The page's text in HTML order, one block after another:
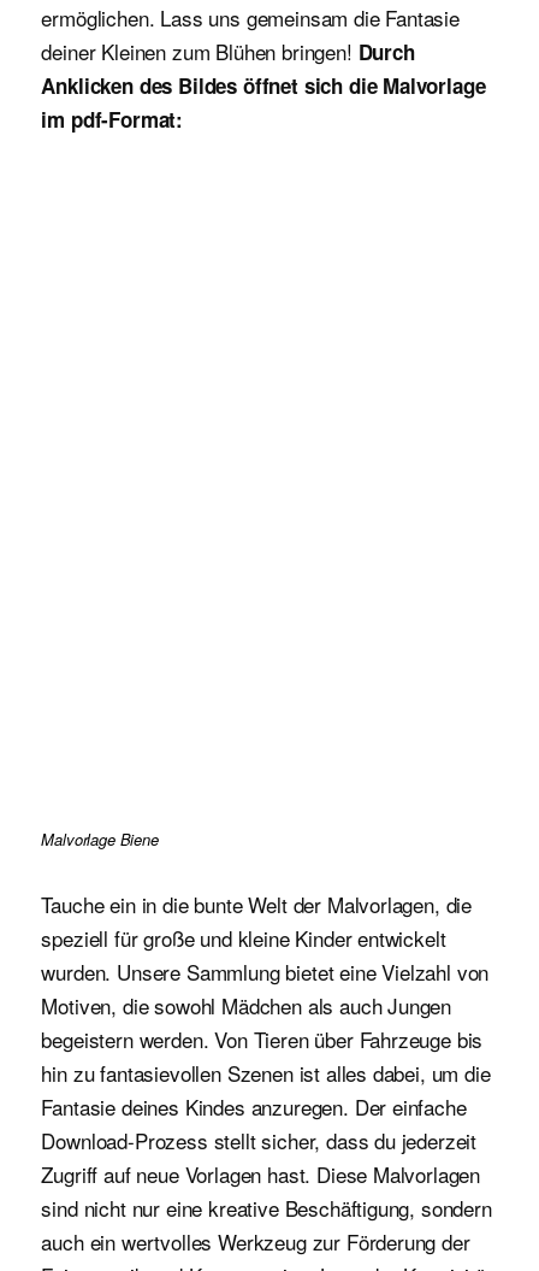
ermöglichen. Lass uns gemeinsam die Fantasie
deiner Kleinen zum Blühen bringen! Durch
Anklicken des Bildes öffnet sich die Malvorlage
im pdf-Format:
Malvorlage Biene
Tauche ein in die bunte Welt der Malvorlagen, die
speziell für große und kleine Kinder entwickelt
wurden. Unsere Sammlung bietet eine Vielzahl von
Motiven, die sowohl Mädchen als auch Jungen
begeistern werden. Von Tieren über Fahrzeuge bis
hin zu fantasievollen Szenen ist alles dabei, um die
Fantasie deines Kindes anzuregen. Der einfache
Download-Prozess stellt sicher, dass du jederzeit
Zugriff auf neue Vorlagen hast. Diese Malvorlagen
sind nicht nur eine kreative Beschäftigung, sondern
auch ein wertvolles Werkzeug zur Förderung der